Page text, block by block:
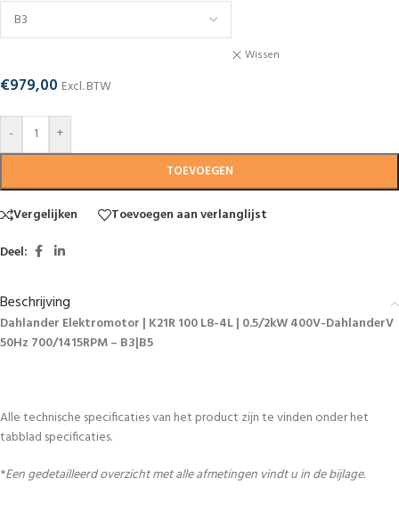
Wissen
€979,00 Excl. BTW
- +
TOEVOEGEN
Vergelijken
Toevoegen aan verlanglijst
Deel:
Beschrijving
Dahlander Elektromotor | K21R 100 L8-4L | 0.5/2kW 400V-DahlanderV
50Hz 700/1415RPM – B3|B5
Alle technische specificaties van het product zijn te vinden onder het
tabblad specificaties.
*Een gedetailleerd overzicht met alle afmetingen vindt u in de bijlage.